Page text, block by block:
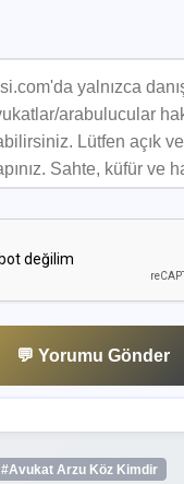
💬 Yorumu Gönder
#Avukat Arzu Köz Kimdir